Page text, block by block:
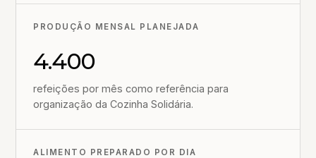
PRODUÇÃO MENSAL PLANEJADA
4.400
refeições por mês como referência para
organização da Cozinha Solidária.
ALIMENTO PREPARADO POR DIA